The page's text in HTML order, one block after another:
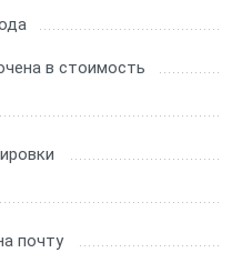
в стоимость
почту